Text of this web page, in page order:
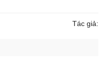
Tác giả: